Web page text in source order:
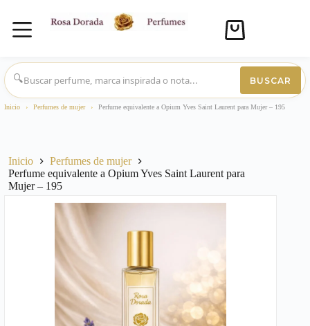
Saltar
al
contenido
Carro
compra
🔍
BUSCAR
Inicio › Perfumes de mujer › Perfume equivalente a Opium Yves Saint Laurent para Mujer – 195
Inicio
Perfumes de mujer
Perfume equivalente a Opium Yves Saint Laurent para
Mujer – 195